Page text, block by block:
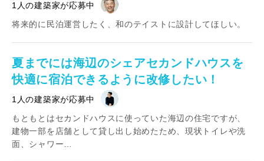
1人の建築家が応募中
将来的に民泊運営したく、和のテイストに設計してほしい。
夏までには海辺のシェアセカンドハウスを
快適に宿泊できるように改修したい！
1人の建築家が応募中
もともとはセカンドハウスに使っていた海辺の住宅ですが、
建物一部を店舗として貸し出し始めたため、現状トイレや洗
面、シャワー…